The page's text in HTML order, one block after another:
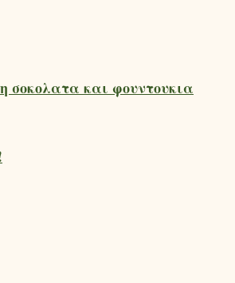
σοκολατα και φουντουκια